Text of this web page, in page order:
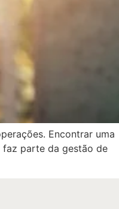
Encontrar uma
faz parte da gestão de